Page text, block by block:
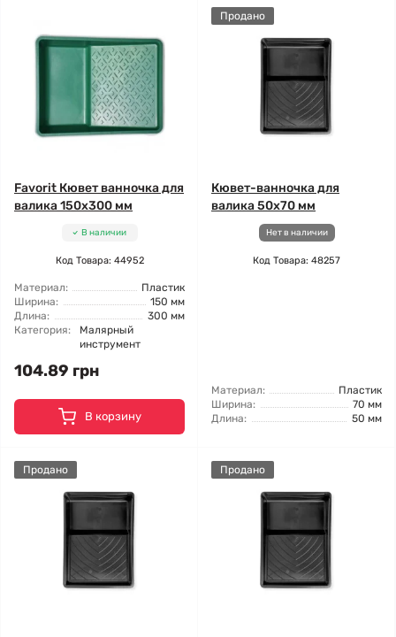
Favorit Кювет ванночка для
валика 150x300 мм
В наличии
Код Товара: 44952
Материал:
Пластик
Ширина:
150 мм
Длина:
300 мм
Категория:
Малярный
инструмент
104.89 грн
В корзину
Продано
Кювет-ванночка для
валика 50x70 мм
Нет в наличии
Код Товара: 48257
Материал:
Пластик
Ширина:
70 мм
Длина:
50 мм
Продано Продано